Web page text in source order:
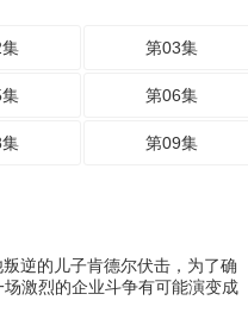
第03集
第06集
第09集
逆的儿子肯德尔伏击，为了确
激烈的企业斗争有可能演变成